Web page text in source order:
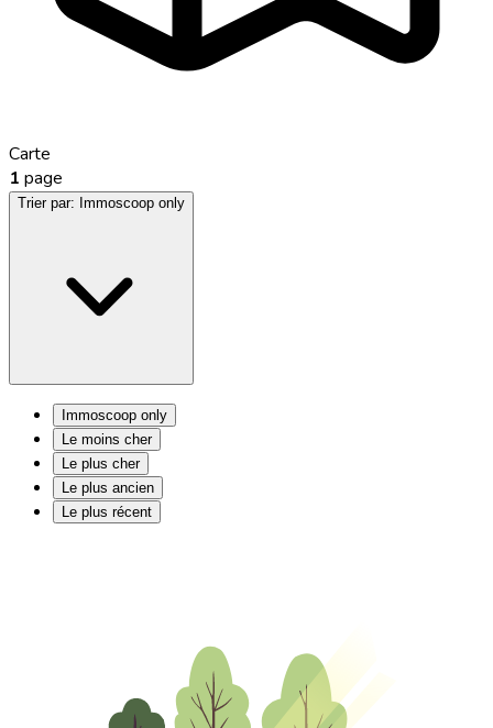
Carte
1 page
Trier par: Immoscoop only
Immoscoop only
Le moins cher
Le plus cher
Le plus ancien
Le plus récent